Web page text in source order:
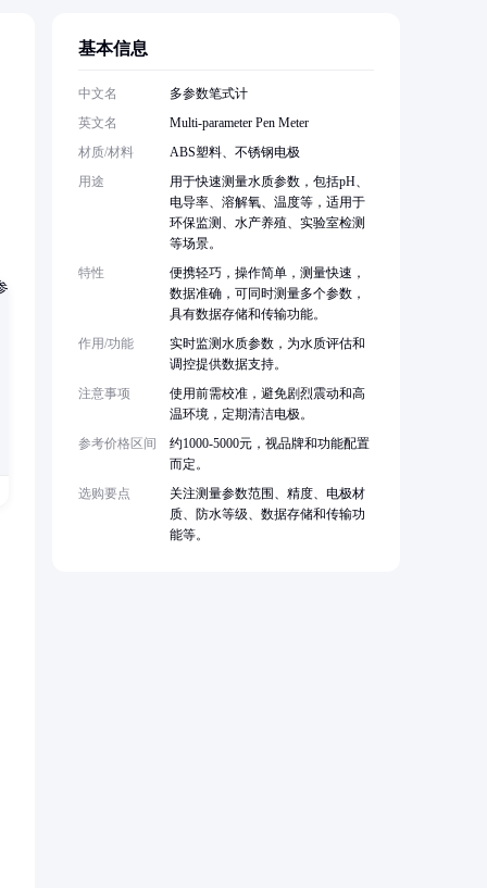
基本信息
中文名
多参数笔式计
英文名
Multi-parameter Pen Meter
材质/材料
ABS塑料、不锈钢电极
用途
用于快速测量水质参数，包括pH、
电导率、溶解氧、温度等，适用于
环保监测、水产养殖、实验室检测
等场景。
特性
便携轻巧，操作简单，测量快速，
数据准确，可同时测量多个参数，
具有数据存储和传输功能。
作用/功能
实时监测水质参数，为水质评估和
调控提供数据支持。
注意事项
使用前需校准，避免剧烈震动和高
温环境，定期清洁电极。
参考价格区间
约1000-5000元，视品牌和功能配置
而定。
选购要点
关注测量参数范围、精度、电极材
质、防水等级、数据存储和传输功
能等。